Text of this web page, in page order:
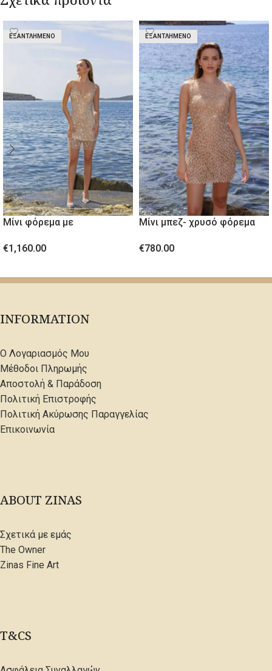
ΕΞΑΝΤΛΗΜΈΝΟ
Μίνι φόρεμα με
€1,160.00
ΕΞΑΝΤΛΗΜΈΝΟ
Μίνι μπεζ- χρυσό φόρεμα
€780.00
INFORMATION
Ο Λογαριασμός Μου
Μέθοδοι Πληρωμής
Αποστολή & Παράδοση
Πολιτική Επιστροφής
Πολιτική Ακύρωσης Παραγγελίας
Επικοινωνία
ABOUT ZINAS
Σχετικά με εμάς
The Owner
Zinas Fine Art
T&CS